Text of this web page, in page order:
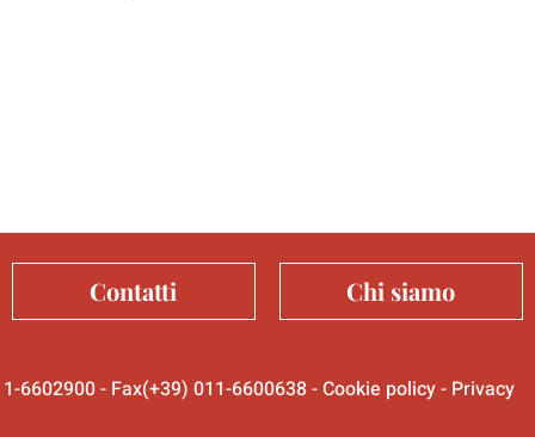
Contatti Chi siamo
6602900 - Fax(+39) 011-6600638 -Cookie policy- Privacy